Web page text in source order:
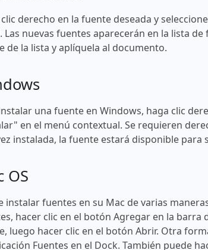
derecho en la fuente deseada y
Las nuevas fuentes aparecerán en la lista
de la lista y aplíquela al documento.
una fuente en Windows, haga clic
en el menú contextual. Se requieren
instalada, la fuente estará disponible
OS
instalar fuentes en su Mac de varias
hacer clic en el botón Agregar en la
luego hacer clic en el botón Abrir. Otra
Fuentes en el Dock. También puede